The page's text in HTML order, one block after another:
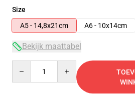
Size
A5 - 14,8x21cm
A6 - 10x14cm
Bekijk maattabel